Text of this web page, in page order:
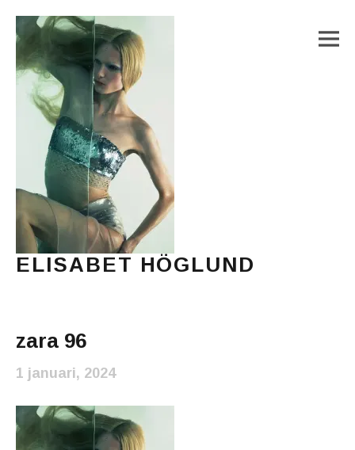
ELISABET HÖGLUND
zara 96
1 januari, 2024